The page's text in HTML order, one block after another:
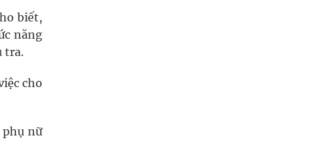
biết,
năng
tra.
cho
phụ nữ